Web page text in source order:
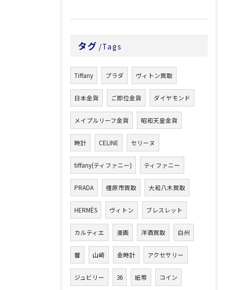
タグ Tags
Tiffany プラダ ヴィトン買取
日本金貨 ご即位金貨 ダイヤモンド
メイプルリーフ金貨 昭和天皇金貨
時計 CELINE セリーヌ
tiffany(ティファニー) ティファニー
PRADA 橿原市買取 大和八木買取
HERMÈS ヴィトン ブレスレット
カルティエ 漫画 洋酒買取 白州
響 山崎 金時計 アクセサリー
ジュビリー 36 紙幣 コイン